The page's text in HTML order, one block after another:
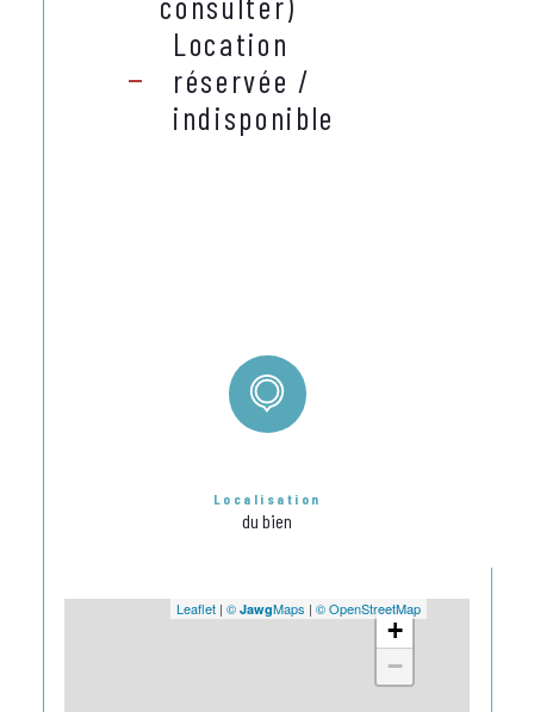
Location
réservée /
indisponible
Localisation
du bien
+
−
Leaflet | © JawgMaps | © OpenStreetMap